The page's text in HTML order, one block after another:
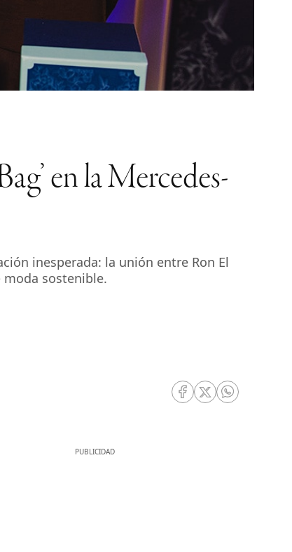
en la Mercedes-
inesperada: la unión entre Ron El
moda sostenible.
RRSS Facebook
RRSS Twitter
RRSS